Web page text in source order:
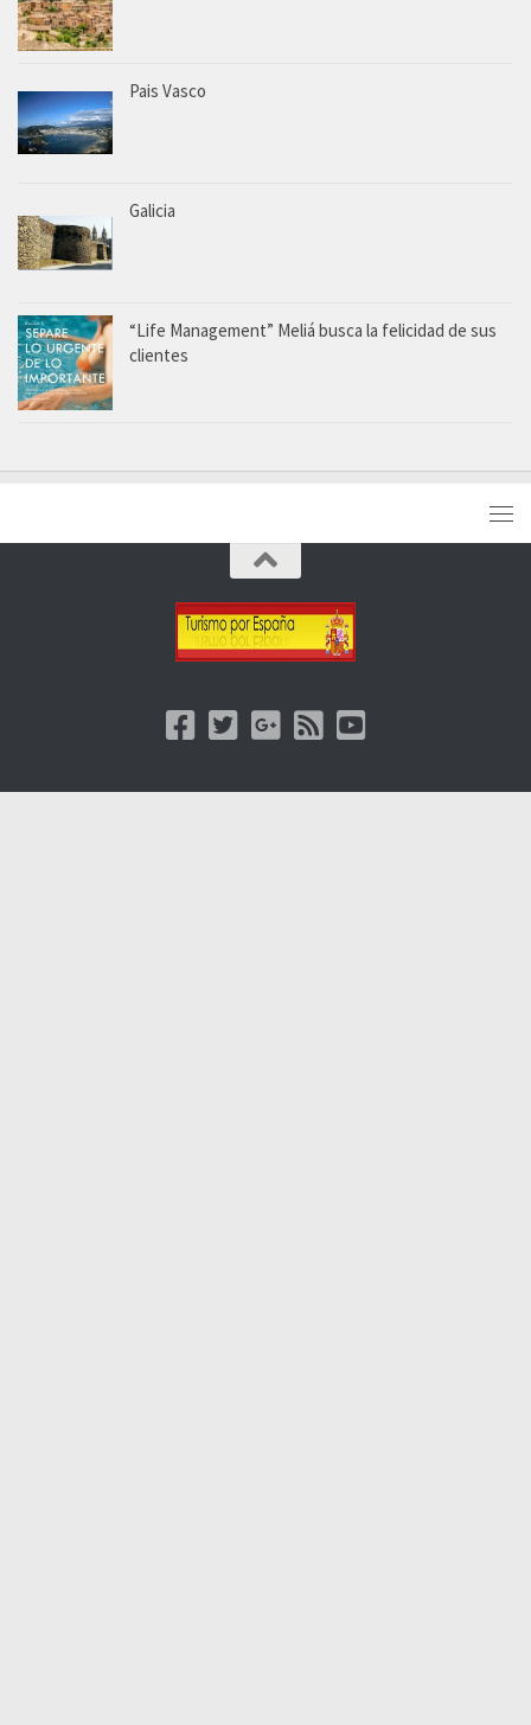
Pais Vasco
Galicia
“Life Management” Meliá busca la felicidad de sus
clientes